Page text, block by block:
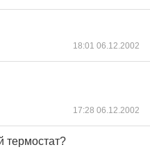
18:01 06.12.2002
17:28 06.12.2002
термостат?